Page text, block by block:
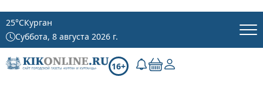
25°CКурган
Суббота, 8 августа 2026 г.
16+